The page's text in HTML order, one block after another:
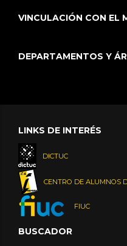
VINCULACIÓN CON EL
DEPARTAMENTOS Y
LINKS DE INTERÉS
DICTUC
CENTRO DE ALUMNOS
FIUC
BUSCADOR